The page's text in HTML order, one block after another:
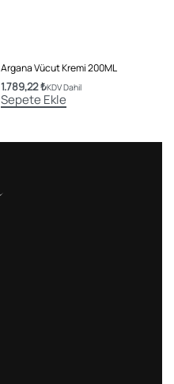
Argana Vücut Kremi 200ML
1.789,22₺KDV Dahil
Sepete Ekle